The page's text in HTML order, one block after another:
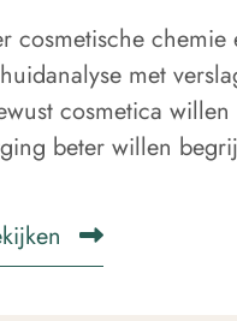
cosmetische chemie
met
cosmetica willen
beter willen